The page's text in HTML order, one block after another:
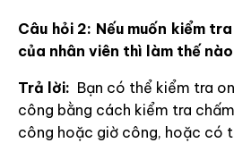
Câu hỏi 2: Nếu muốn kiểm
của nhân viên thì làm thế
Trả lời: Bạn có thể kiểm tra
công bằng cách kiểm tra
công hoặc giờ công, hoặc có